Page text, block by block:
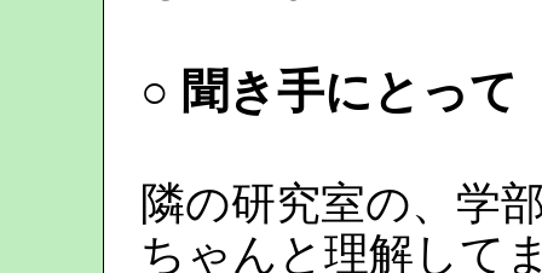
○ 聞き手にとって
隣の研究室の、学
ちゃんと理解して